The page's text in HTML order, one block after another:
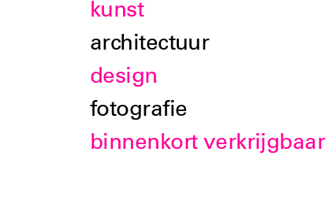
kunst
architectuur
design
fotografie
binnenkort verkrijgbaar